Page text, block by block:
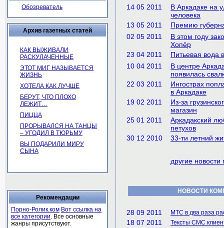
Обозреватель
Архив газетных статей
КАК ВЫЖИВАЛИ
РАСКУЛАЧЕННЫЕ
ЭТОТ МИГ НАЗЫВАЕТСЯ
ЖИЗНЬ
ХОТЕЛА КАК ЛУЧШЕ
БЕРУТ, ЧТО ПЛОХО
ЛЕЖИТ…
ПИЦЦА
ПРОРЫВАЛСЯ НА ТАНЦЫ
– УГОДИЛ В ТЮРЬМУ
ВЫ ПОДАРИЛИ МИРУ
СЫНА
Рекомендации
Порно-Ролик.ком Вот ссылка на
все категории. Все основные
жанры присутствуют.
14 05 2011
В Аркадаке на
человека
13 05 2011
Премию
02 05 2011
В этом году
Хопёр
23 04 2011
Питьевая вода
10 04 2011
В центре
появилась
22 03 2011
Ингострах
в Аркадаке
19 02 2011
Из-за
магазин
25 01 2011
Аркадакский
петухов
30 12 2010
33-ти летний
другие новости
НОВОСТИ
28 09 2011 МТС в два раза
18 07 2011 Тексты СМС